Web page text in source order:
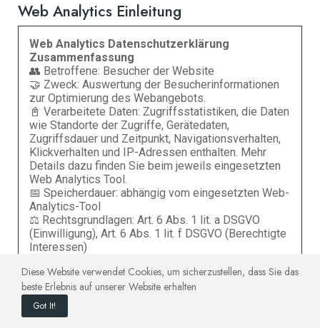
Web Analytics Einleitung
Web Analytics Datenschutzerklärung
Zusammenfassung
👥 Betroffene: Besucher der Website
🤝 Zweck: Auswertung der Besucherinformationen
zur Optimierung des Webangebots.
📓 Verarbeitete Daten: Zugriffsstatistiken, die Daten
wie Standorte der Zugriffe, Gerätedaten,
Zugriffsdauer und Zeitpunkt, Navigationsverhalten,
Klickverhalten und IP-Adressen enthalten. Mehr
Details dazu finden Sie beim jeweils eingesetzten
Web Analytics Tool.
📅 Speicherdauer: abhängig vom eingesetzten Web-
Analytics-Tool
⚖️ Rechtsgrundlagen: Art. 6 Abs. 1 lit. a DSGVO
(Einwilligung), Art. 6 Abs. 1 lit. f DSGVO (Berechtigte
Interessen)
Was ist Web Analytics?
Wir verwenden auf unserer Website Software zur Auswertung
des Verhaltens der Website-Besucher, kurz Web Analytics oder
Diese Website verwendet Cookies, um sicherzustellen, dass Sie das
beste Erlebnis auf unserer Website erhalten
Got It!